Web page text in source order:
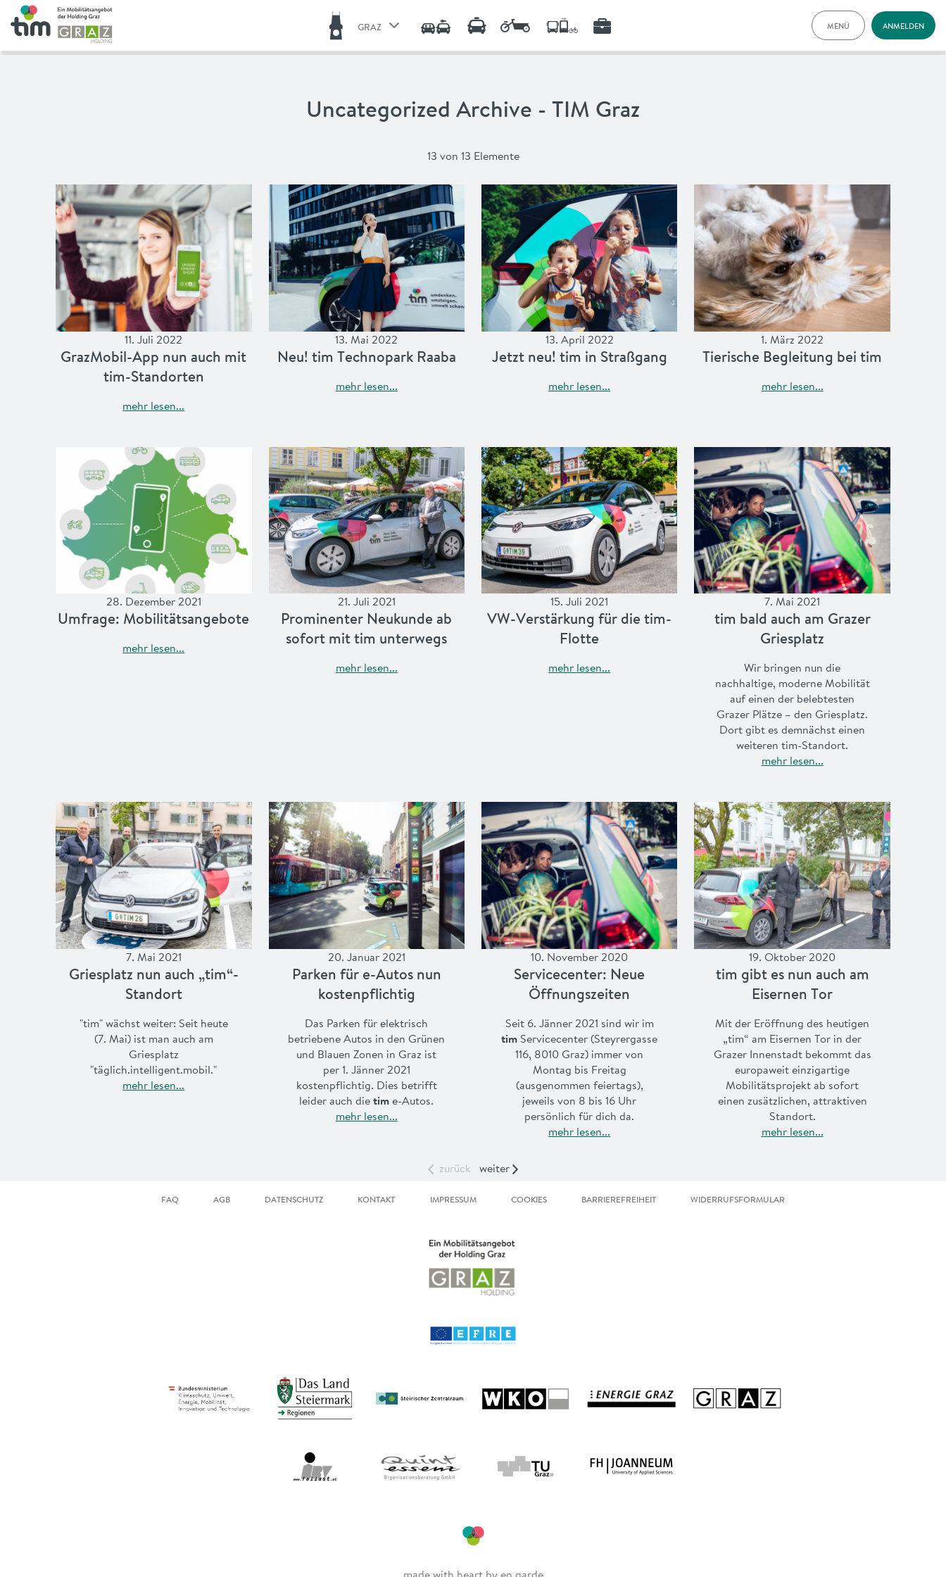
GRAZ MENÜ
TARIFE
ANMELDEN
Uncategorized Archive - TIM Graz
13 von 13 Elemente
11. Juli 2022
Graz­Mo­bil-App nun auch mit
tim-Stand­orten
mehr lesen...
13. Mai 2022
Neu! tim Technopark Raaba
mehr lesen...
13. April 2022
Jetzt neu! tim in Straßgang
mehr lesen...
1. März 2022
Tierische Begleitung bei tim
mehr lesen...
28. Dezember 2021
Umfrage: Mobilitätsangebote
mehr lesen...
21. Juli 2021
Prominenter Neukunde ab
sofort mit tim unterwegs
mehr lesen...
15. Juli 2021
VW-Ver­stär­kung für die tim-
Flot­te
mehr lesen...
7. Mai 2021
tim bald auch am Grazer
Griesplatz
Wir bringen nun die
nachhaltige, moderne Mobilität
auf einen der belebtesten
Grazer Plätze – den Griesplatz.
Dort gibt es demnächst einen
weiteren tim-Standort.
mehr lesen...
7. Mai 2021
Griesplatz nun auch „tim“-
Standort
"tim" wächst weiter: Seit heute
(7. Mai) ist man auch am
Griesplatz
"täglich.intelligent.mobil."
mehr lesen...
20. Januar 2021
Parken für e-Autos nun
kostenpflichtig
Das Parken für elektrisch
betriebene Autos in den Grünen
und Blauen Zonen in Graz ist
per 1. Jänner 2021
kostenpflichtig. Dies betrifft
leider auch dietime-Autos.
mehr lesen...
10. November 2020
Servicecenter: Neue
Öffnungszeiten
Seit 6. Jänner 2021 sind wir im
tim Servicecenter (Steyrergasse
116, 8010 Graz) immer von
Montag bis Freitag
(ausgenommen feiertags),
jeweils von 8 bis 16 Uhr
persönlich für dich da.
mehr lesen...
19. Oktober 2020
tim gibt es nun auch am
Eisernen Tor
Mit der Eröffnung des heutigen
„tim“ am Eisernen Tor in der
Grazer Innenstadt bekommt das
europaweit einzigartige
Mobilitätsprojekt ab sofort
einen zusätzlichen, attraktiven
Standort.
mehr lesen...
zurück weiter
FAQ AGB DATENSCHUTZ KONTAKT IMPRESSUM COOKIES BARRIEREFREIHEIT WIDERRUFSFORMULAR
made with heart byen garde